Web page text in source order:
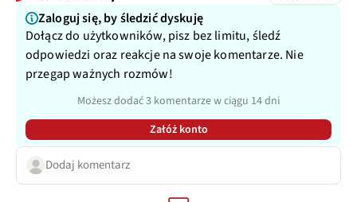
Zaloguj się, by śledzić dyskuję
Dołącz do użytkowników, pisz bez limitu, śledź
odpowiedzi oraz reakcje na swoje komentarze. Nie
przegap ważnych rozmów!
Możesz dodać 3 komentarze w ciągu 14 dni
Załóż konto
Dodaj komentarz